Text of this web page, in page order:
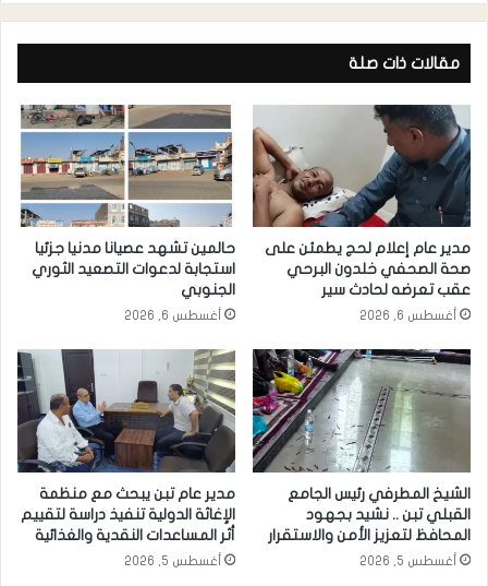
مقالات ذات صلة
مدير عام إعلام لحج يطمئن على
صحة الصحفي خلدون البرحي
عقب تعرضه لحادث سير
أغسطس 6, 2026
حالمين تشهد عصيانا مدنيا جزئيا
استجابة لدعوات التصعيد الثوري
الجنوبي
أغسطس 6, 2026
الشيخ المطرفي رئيس الجامع
القبلي تبن .. نشيد بجهود
المحافظ لتعزيز الأمن والاستقرار
أغسطس 5, 2026
مدير عام تبن يبحث مع منظمة
الإغاثة الدولية تنفيذ دراسة لتقييم
أثر المساعدات النقدية والغذائية
أغسطس 5, 2026